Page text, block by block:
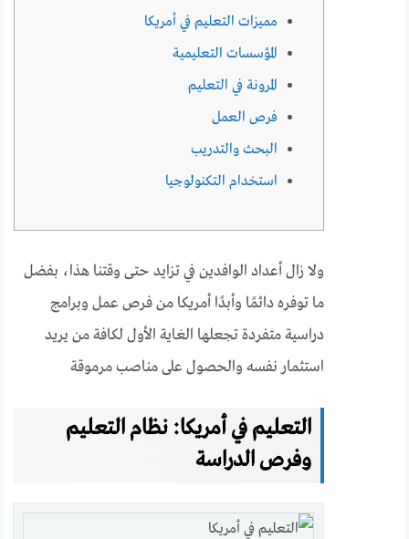
مميزات التعليم في أمريكا
المؤسسات التعليمية
المرونة في التعليم
فرص العمل
البحث والتدريب
استخدام التكنولوجيا
ولا زال أعداد الوافدين في تزايد حتى وقتنا هذا، بفضل
ما توفره دائمًا وأبدًا أمريكا من فرص عمل وبرامج
دراسية متفردة تجعلها الغاية الأول لكافة من يريد
استثمار نفسه والحصول على مناصب مرموقة
التعليم في أمريكا: نظام التعليم
وفرص الدراسة